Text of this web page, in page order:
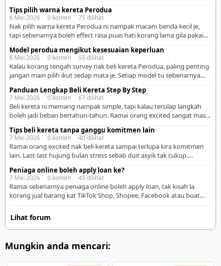
maka had harga kereta yang sesuai ialah RM36,000 atau kurang.
Peraturan ini membantu anda mengekalkan keseimbangan
kewangan dan memastikan kereta dibeli mengikut kemampuan […]
Tips pilih warna kereta Perodua
6 Mei 2026 0 komen 75 dilihat
Nak pilih warna kereta Perodua ni nampak macam benda kecil je,
tapi sebenarnya boleh effect rasa puas hati korang lama gila pakai
tapi lepas pakai baru perasan warna tu tak praktikal untuk lifestyle
sendiri. Kalau korang jenis busy, tak sempat nak basuh kereta selalu,
[…]
Model perodua mengikut kesesuaian keperluan
6 Mei 2026 0 komen 55 dilihat
Kalau korang tengah survey nak beli kereta Perodua, paling penting
jangan main pilih ikut sedap mata je. Setiap model tu sebenarnya
tengok satu per satu ikut model dan faham siapa yang sesuai pakai.
– Perodua Axia Axia ni memang pilihan paling basic tapi sangat
praktikal. […]
Panduan Lengkap Beli Kereta Step By Step
7 Mei 2026 0 komen 67 dilihat
Beli kereta ni memang nampak simple, tapi kalau tersilap langkah
boleh jadi beban bertahun-tahun. Ramai orang excited sangat masa
kereta cantik, terus rasa nak sign cepat-cepat. Sebenarnya, beli
kereta kena plan elok supaya tak menyesal lepas beberapa bulan
pakai. Kalau korang first time nak beli […]
Tips beli kereta tanpa ganggu komitmen lain
7 Mei 2026 0 komen 40 dilihat
Ramai orang excited nak beli kereta sampai terlupa kira komitmen
lain. Last-last hujung bulan stress sebab duit asyik tak cukup.
bulanan je, tapi kena fikir sekali minyak, servis, tol, insurans dan
lifestyle harian korang. Kalau salah kira, memang boleh ganggu
komitmen lain macam rumah, anak, simpanan […]
Peniaga online boleh apply loan ke?
7 Mei 2026 0 komen 45 dilihat
Ramai sebenarnya peniaga online boleh apply loan, tak kisah la
korang jual barang kat TikTok Shop, Shopee, Facebook atau buat
sikit berbanding orang makan gaji sebab bank nak tengok bukti
income korang konsisten atau tak. Biasanya benda paling penting
bank nak tengok ialah aliran duit masuk. […]
Lihat forum
Mungkin anda mencari: